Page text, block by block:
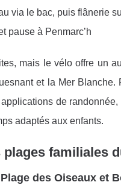
via le bac, puis flânerie
pause à Penmarc’h
mais le vélo offre un
et la Mer
de
adaptés aux enfants.
familiales
des Oiseaux et